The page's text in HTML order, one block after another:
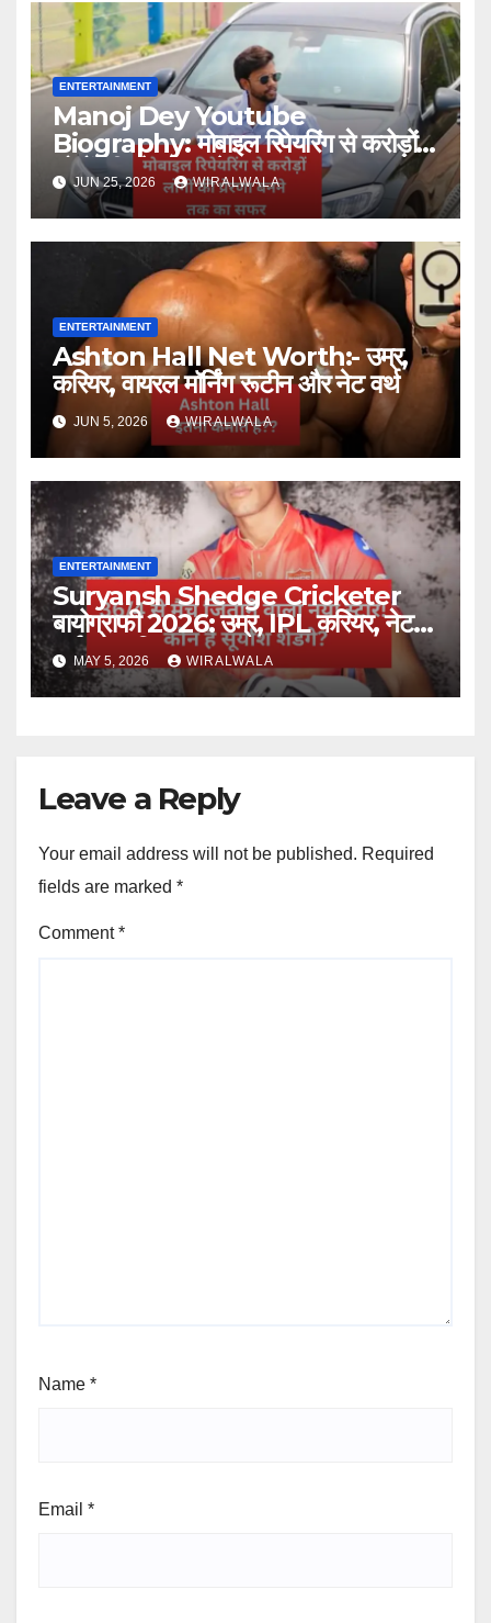
ENTERTAINMENT
Manoj Dey Youtube
Biography: मोबाइल रिपेयरिंग से करोड़ों
लोगों की प्रेरणा बनने तक का सफर
JUN 25, 2026 WIRALWALA
ENTERTAINMENT
Ashton Hall Net Worth:- उम्र,
करियर, वायरल मॉर्निंग रूटीन और नेट वर्थ
JUN 5, 2026 WIRALWALA
ENTERTAINMENT
Suryansh Shedge Cricketer
बायोग्राफी 2026: उम्र, IPL करियर, नेट
वर्थ और परिवार
MAY 5, 2026 WIRALWALA
Leave a Reply
Your email address will not be published. Required
fields are marked *
Comment*
Name *
Email *